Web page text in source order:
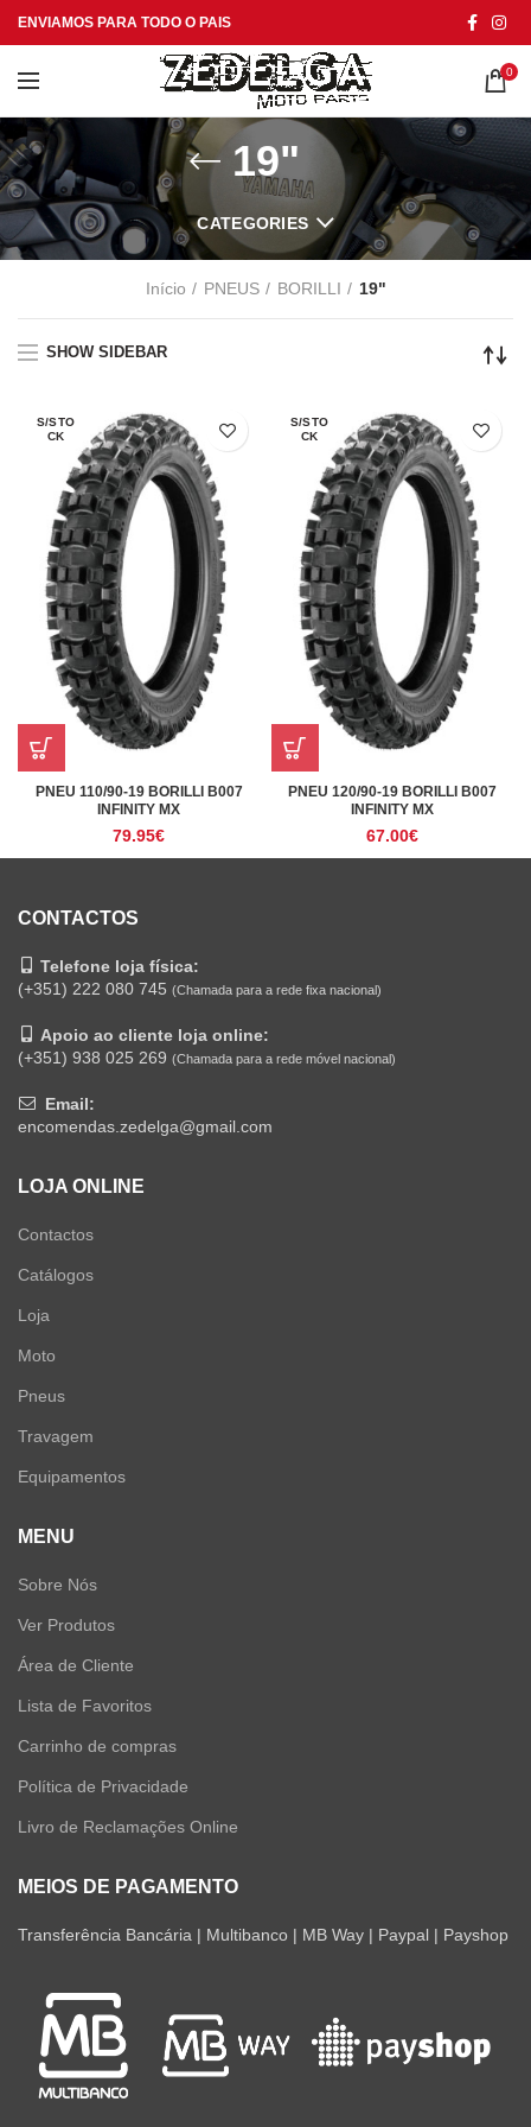
ENVIAMOS PARA TODO O PAIS
0
19"
CATEGORIES
Início PNEUS BORILLI 19"
SHOW SIDEBAR
S/STO
CK
PNEU 110/90-19 BORILLI B007
INFINITY MX
79.95€
S/STO
CK
PNEU 120/90-19 BORILLI B007
INFINITY MX
67.00€
CONTACTOS
Telefone loja física:
(+351) 222 080 745 (Chamada para a rede fixa nacional)
Apoio ao cliente loja online:
(+351) 938 025 269 (Chamada para a rede móvel nacional)
Email:
encomendas.zedelga@gmail.com
LOJA ONLINE
Contactos
Catálogos
Loja
Moto
Pneus
Travagem
Equipamentos
MENU
Sobre Nós
Ver Produtos
Área de Cliente
Lista de Favoritos
Carrinho de compras
Política de Privacidade
Livro de Reclamações Online
MEIOS DE PAGAMENTO
Transferência Bancária | Multibanco | MB Way | Paypal | Payshop